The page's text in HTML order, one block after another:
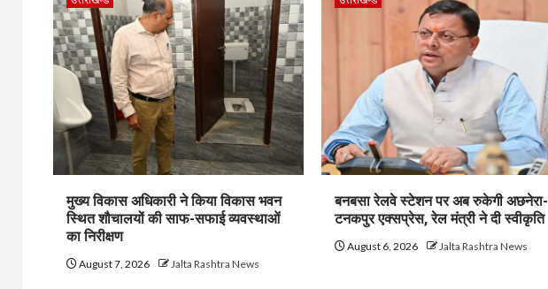
मुख्य विकास अधिकारी ने किया विकास भवन
स्थित शौचालयों की साफ-सफाई व्यवस्थाओं
का निरीक्षण
August 7, 2026 Jalta Rashtra News
बनबसा रेलवे स्टेशन पर अब रुकेगी अछनेरा-
टनकपुर एक्सप्रेस, रेल मंत्री ने दी स्वीकृति
August 6, 2026 Jalta Rashtra News